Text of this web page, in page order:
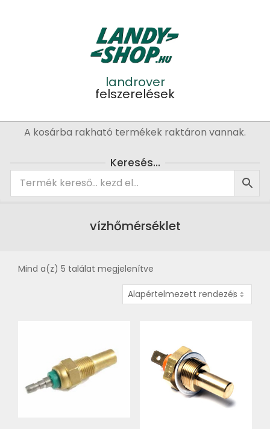
landrover
felszerelések
PrimaryA kosárba rakható termékek raktáron vannak.
Keresés…
vízhőmérséklet
Mind a(z) 5 találat megjelenítve